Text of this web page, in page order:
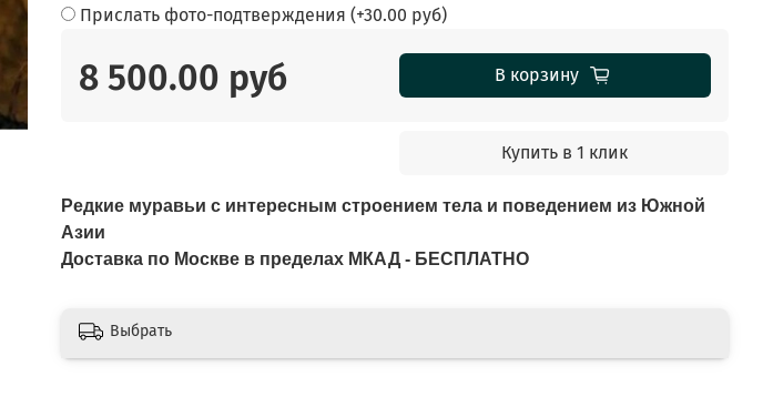
Прислать фото-подтверждения (+30.00 руб)
8 500.00 руб В корзину
Купить в 1 клик
Редкие муравьи с интересным строением тела и поведением из Южной
Азии
Доставка по Москве в пределах МКАД - БЕСПЛАТНО
Выбрать